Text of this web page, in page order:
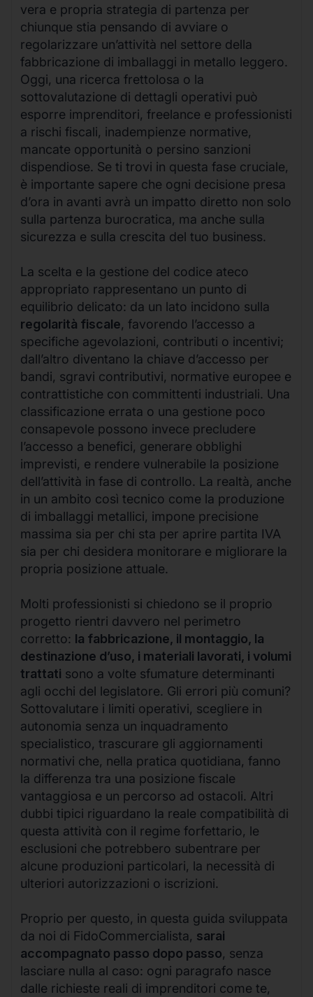
vera e propria strategia di partenza per
chiunque stia pensando di avviare o
regolarizzare un’attività nel settore della
fabbricazione di imballaggi in metallo leggero.
Oggi, una ricerca frettolosa o la
sottovalutazione di dettagli operativi può
esporre imprenditori, freelance e professionisti
a rischi fiscali, inadempienze normative,
mancate opportunità o persino sanzioni
dispendiose. Se ti trovi in questa fase cruciale,
è importante sapere che ogni decisione presa
d’ora in avanti avrà un impatto diretto non solo
sulla partenza burocratica, ma anche sulla
sicurezza e sulla crescita del tuo business.
La scelta e la gestione del codice ateco
appropriato rappresentano un punto di
equilibrio delicato: da un lato incidono sulla
regolarità fiscale, favorendo l’accesso a
specifiche agevolazioni, contributi o incentivi;
dall’altro diventano la chiave d’accesso per
bandi, sgravi contributivi, normative europee e
contrattistiche con committenti industriali. Una
classificazione errata o una gestione poco
consapevole possono invece precludere
l’accesso a benefici, generare obblighi
imprevisti, e rendere vulnerabile la posizione
dell’attività in fase di controllo. La realtà, anche
in un ambito così tecnico come la produzione
di imballaggi metallici, impone precisione
massima sia per chi sta per aprire partita IVA
sia per chi desidera monitorare e migliorare la
propria posizione attuale.
Molti professionisti si chiedono se il proprio
progetto rientri davvero nel perimetro
corretto: la fabbricazione, il montaggio, la
destinazione d’uso, i materiali lavorati, i volumi
trattati sono a volte sfumature determinanti
agli occhi del legislatore. Gli errori più comuni?
Sottovalutare i limiti operativi, scegliere in
autonomia senza un inquadramento
specialistico, trascurare gli aggiornamenti
normativi che, nella pratica quotidiana, fanno
la differenza tra una posizione fiscale
vantaggiosa e un percorso ad ostacoli. Altri
dubbi tipici riguardano la reale compatibilità di
questa attività con il regime forfettario, le
esclusioni che potrebbero subentrare per
alcune produzioni particolari, la necessità di
ulteriori autorizzazioni o iscrizioni.
Proprio per questo, in questa guida sviluppata
da noi di FidoCommercialista, sarai
accompagnato passo dopo passo, senza
lasciare nulla al caso: ogni paragrafo nasce
dalle richieste reali di imprenditori come te,